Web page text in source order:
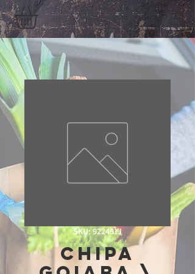
SKU: 922451J
Chipa